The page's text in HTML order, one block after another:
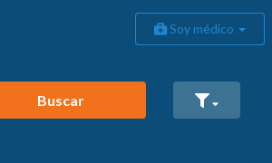
Soy médico
Buscar